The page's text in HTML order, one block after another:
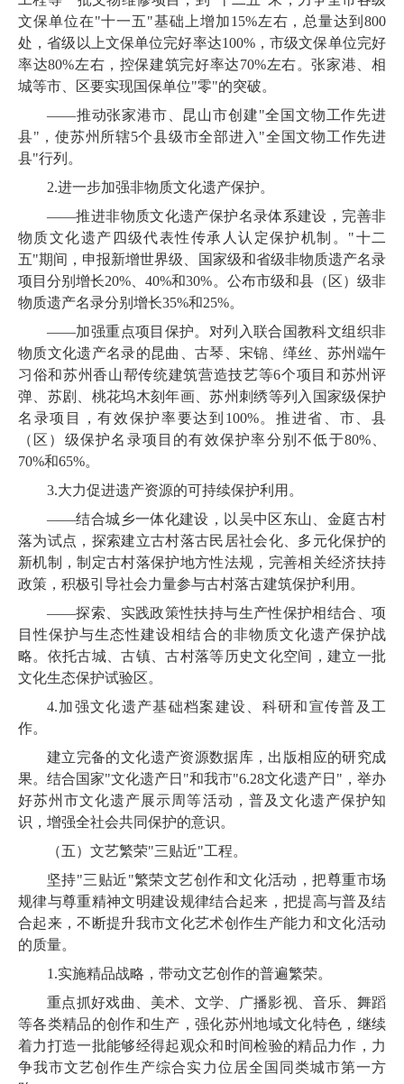
文保单位在"十一五"基础上增加15%左右，总量达到800
处，省级以上文保单位完好率达100%，市级文保单位完好
率达80%左右，控保建筑完好率达70%左右。张家港、相
城等市、区要实现国保单位"零"的突破。
——推动张家港市、昆山市创建"全国文物工作先进
县"，使苏州所辖5个县级市全部进入"全国文物工作先进
县"行列。
2.进一步加强非物质文化遗产保护。
——推进非物质文化遗产保护名录体系建设，完善非
物质文化遗产四级代表性传承人认定保护机制。"十二
五"期间，申报新增世界级、国家级和省级非物质遗产名录
项目分别增长20% 、40%和30%。公布市级和县（区）级非
物质遗产名录分别增长35%和25%。
——加强重点项目保护。对列入联合国教科文组织非
物质文化遗产名录的昆曲、古琴、 宋锦、缂丝、苏州端午
习俗和苏州香山帮传统建筑营造技艺等6个项目和苏州评
弹、苏剧、桃花坞木刻年画、苏州刺绣等列入国家级保护
名录项目，有效保护率要达到 100%。推进省、市、县
（区）级保护名录项目的有效保护率分别不低于80%、
70%和65%。
3.大力促进遗产资源的可持续保护利用。
——结合城乡一体化建设，以吴中区东山、金庭古村
落为试点，探索建立古村落古民居社会化、多元化保护的
新机制，制定古村落保护地方性法规，完善相关经济扶持
政策，积极引导社会力量参与古村落古建筑保护利用。
——探索、实践政策性扶持与生产性保护相结合、项
目性保护与生态性建设相结合的非物质文化遗产保护战
略。依托古城、古镇、古村落等历史文化空间，建立一批
文化生态保护试验区。
4.加强文化遗产基础档案建设、科研和宣传普及工
作。
建立完备的文化遗产资源数据库，出版相应的研究成
果。 结合国家"文化遗产日"和我市"6.28文化遗产日"， 举办
好苏州市文化遗产展示周等活动，普及文化遗产保护知
识，增强全社会共同保护的意识。
（五）文艺繁荣"三贴近"工程。
坚持"三贴近"繁荣文艺创作和文化活动，把尊重市场
规律与尊重精神文明建设规律结合起来，把提高与普及结
合起来，不断提升我市文化艺术创作生产能力和文化活动
的质量。
1.实施精品战略， 带动文艺创作的普遍繁荣。
重点抓好戏曲、美术、文学、广播影视、音乐、舞蹈
等各类精品的创作和生产，强化苏州地域文化特色， 继续
着力打造一批能够经得起观众和时间检验的精品力作，力
争我市文艺创作生产综合实力位居全国同类城市第一方